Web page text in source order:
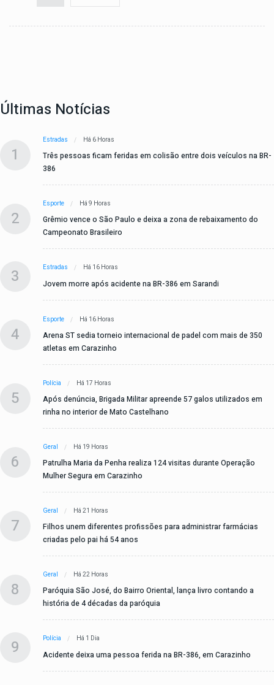
Últimas Notícias
1
Estradas Há 6 Horas
Três pessoas ficam feridas em colisão entre dois veículos na BR-
386
2
Esporte Há 9 Horas
Grêmio vence o São Paulo e deixa a zona de rebaixamento do
Campeonato Brasileiro
3 Estradas Há 16 Horas
Jovem morre após acidente na BR-386 em Sarandi
4
Esporte Há 16 Horas
Arena ST sedia torneio internacional de padel com mais de 350
atletas em Carazinho
5
Polícia Há 17 Horas
Após denúncia, Brigada Militar apreende 57 galos utilizados em
rinha no interior de Mato Castelhano
6
Geral Há 19 Horas
Patrulha Maria da Penha realiza 124 visitas durante Operação
Mulher Segura em Carazinho
7
Geral Há 21 Horas
Filhos unem diferentes profissões para administrar farmácias
criadas pelo pai há 54 anos
8
Geral Há 22 Horas
Paróquia São José, do Bairro Oriental, lança livro contando a
história de 4 décadas da paróquia
9 Polícia Há 1 Dia
Acidente deixa uma pessoa ferida na BR-386, em Carazinho